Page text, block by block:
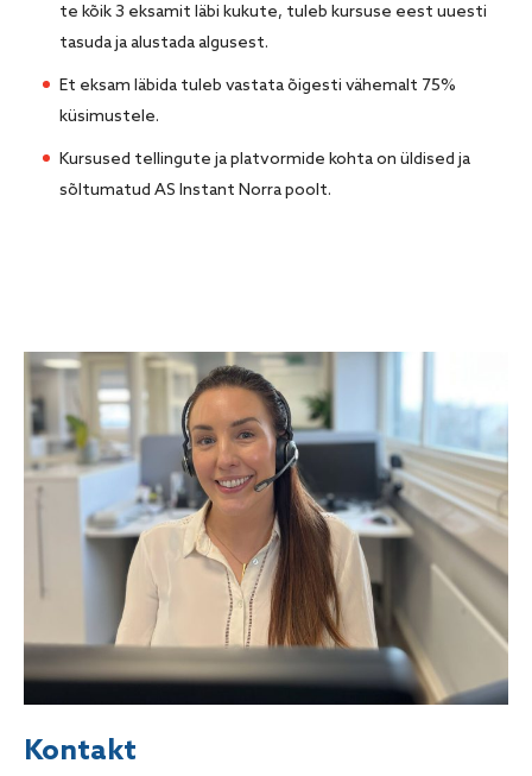
te kõik 3 eksamit läbi kukute, tuleb kursuse eest uuesti
tasuda ja alustada algusest.
Et eksam läbida tuleb vastata õigesti vähemalt 75%
küsimustele.
Kursused tellingute ja platvormide kohta on üldised ja
sõltumatud AS Instant Norra poolt.
Kontakt